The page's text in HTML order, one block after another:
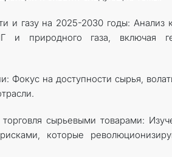
и газу на 2025-2030 годы:
природного газа, включая
Фокус на доступности сырья,
сырьевыми товарами:
которые